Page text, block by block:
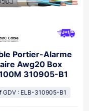
Portier-Alarme
Awg20 Box
310905-B1
GDV : ELB-310905-B1